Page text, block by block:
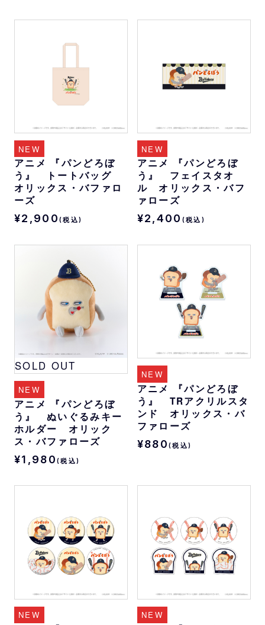
NEW
アニメ 『パンどろぼ
う』 トートバッグ
オリックス・バファロ
ーズ
¥2,900 (税込)
NEW
アニメ 『パンどろぼ
う』 フェイスタオ
ル オリックス・バフ
ァローズ
¥2,400 (税込)
SOLD OUT
NEW
アニメ 『パンどろぼ
う』 ぬいぐるみキー
ホルダー オリック
ス・バファローズ
¥1,980 (税込)
NEW
アニメ 『パンどろぼ
う』 TRアクリルスタ
ンド オリックス・バ
ファローズ
¥880(税込)
NEW NEW